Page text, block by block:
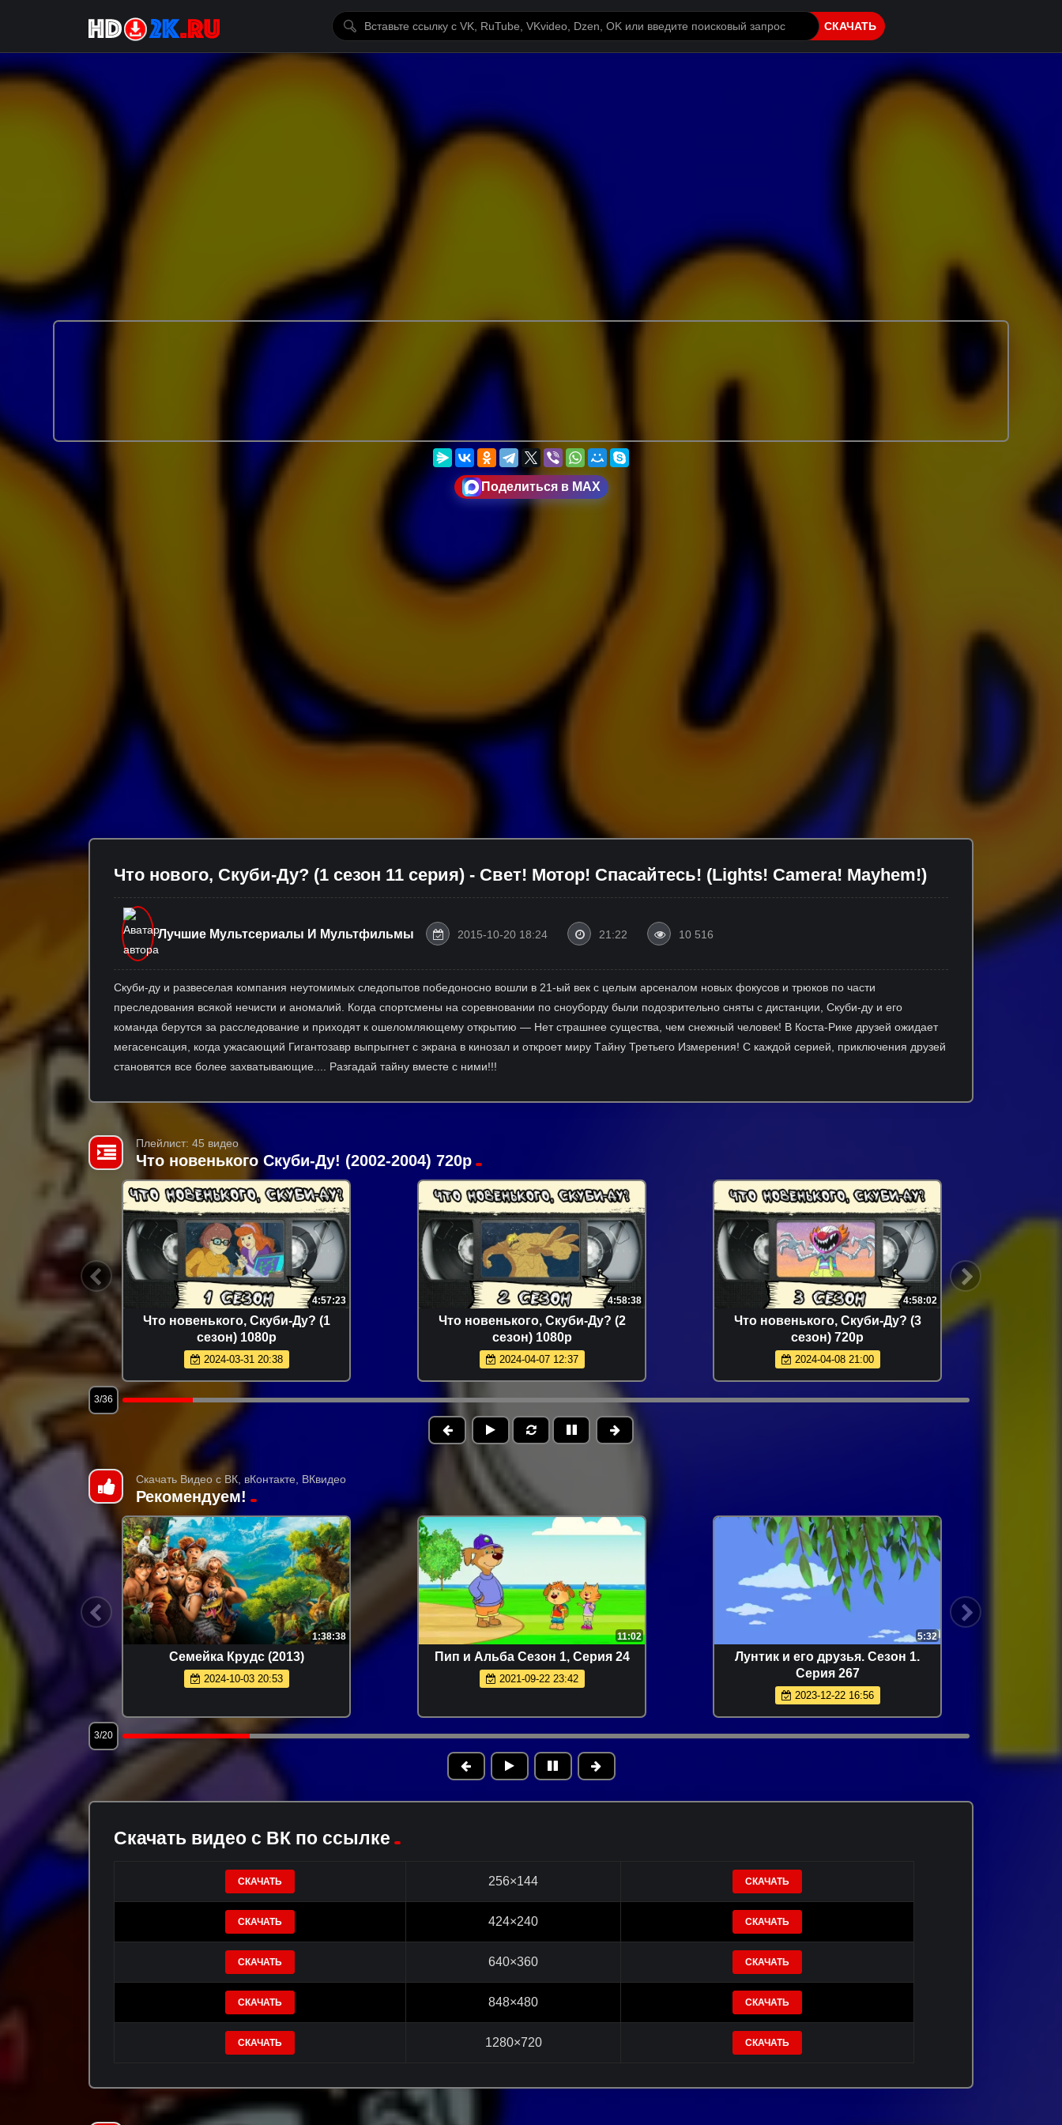
СКАЧАТЬ
Поделиться в MAX
Что нового, Скуби-Ду? (1 сезон 11 серия) - Свет! Мотор! Спасайтесь! (Lights! Camera! Mayhem!)
Лучшие Мультсериалы И Мультфильмы 2015-10-20 18:24 21:22 10 516
Скуби-ду и развеселая компания неутомимых следопытов победоносно вошли в 21-ый век с целым арсеналом новых фокусов и трюков по части
преследования всякой нечисти и аномалий. Когда спортсмены на соревновании по сноуборду были подозрительно сняты с дистанции, Скуби-ду и его
команда берутся за расследование и приходят к ошеломляющему открытию — Нет страшнее существа, чем снежный человек! В Коста-Рике друзей ожидает
мегасенсация, когда ужасающий Гигантозавр выпрыгнет с экрана в кинозал и откроет миру Tайну Третьего Измерения! С каждой серией, приключения друзей
становятся все более захватывающие.... Разгадай тайну вместе с ними!!!
Плейлист: 45 видео
Что новенького Скуби-Ду! (2002-2004) 720р
21:18 4:57:23
Что новенького, Скуби-Ду? (1
сезон) 1080p
2024-03-31 20:38
4:58:38
Что новенького, Скуби-Ду? (2
сезон) 1080p
2024-04-07 12:37
4:58:02
Что новенького, Скуби-Ду? (3
сезон) 720p
2024-04-08 21:00
3/36
Скачать Видео с ВК, вКонтакте, ВКвидео
Рекомендуем!
1:38:38
Семейка Крудс (2013)
2024-10-03 20:53
11:02
Пип и Альба Сезон 1, Серия 24
2021-09-22 23:42
5:32
Лунтик и его друзья. Сезон 1.
Серия 267
2023-12-22 16:56
3/20
Скачать видео с ВК по ссылке
СКАЧАТЬ 256×144 СКАЧАТЬ
СКАЧАТЬ 424×240 СКАЧАТЬ
СКАЧАТЬ 640×360 СКАЧАТЬ
СКАЧАТЬ 848×480 СКАЧАТЬ
СКАЧАТЬ 1280×720 СКАЧАТЬ